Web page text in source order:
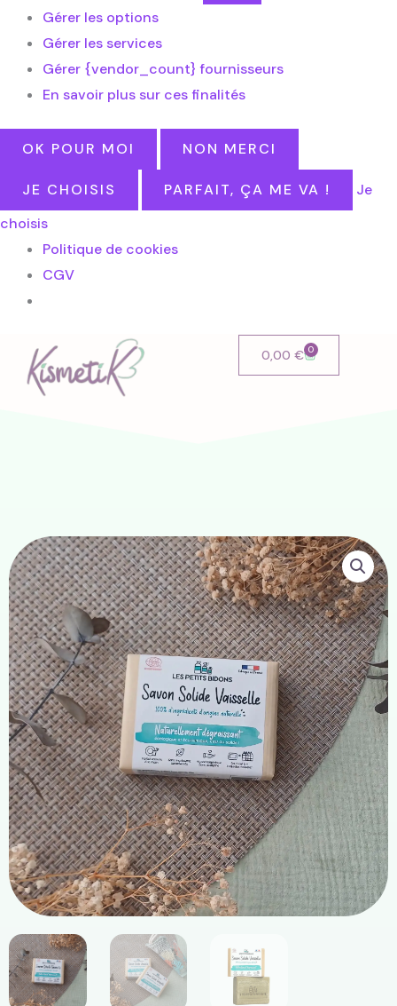
Gérer les options
Gérer les services
Gérer {vendor_count} fournisseurs
En savoir plus sur ces finalités
OK POUR MOI NON MERCI
JE CHOISIS PARFAIT, ÇA ME VA !
Je
choisis
Politique de cookies
CGV
0,00 € 0
Cart